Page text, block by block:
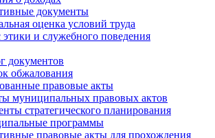
документы
оценка условий труда
этики и служебного поведения
документов
обжалования
правовые акты
муниципальных правовых актов
стратегического планирования
программы
правовые акты для прохождения